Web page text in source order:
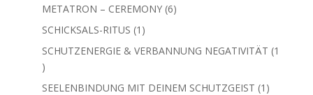
METATRON – CEREMONY 66
SCHICKSALS-RITUS 1 1
Produkt
SCHUTZENERGIE & VERBANNUNG NEGATIVITÄT 1
1
Produkt
SEELENBINDUNG MIT DEINEM SCHUTZGEIST 1 1